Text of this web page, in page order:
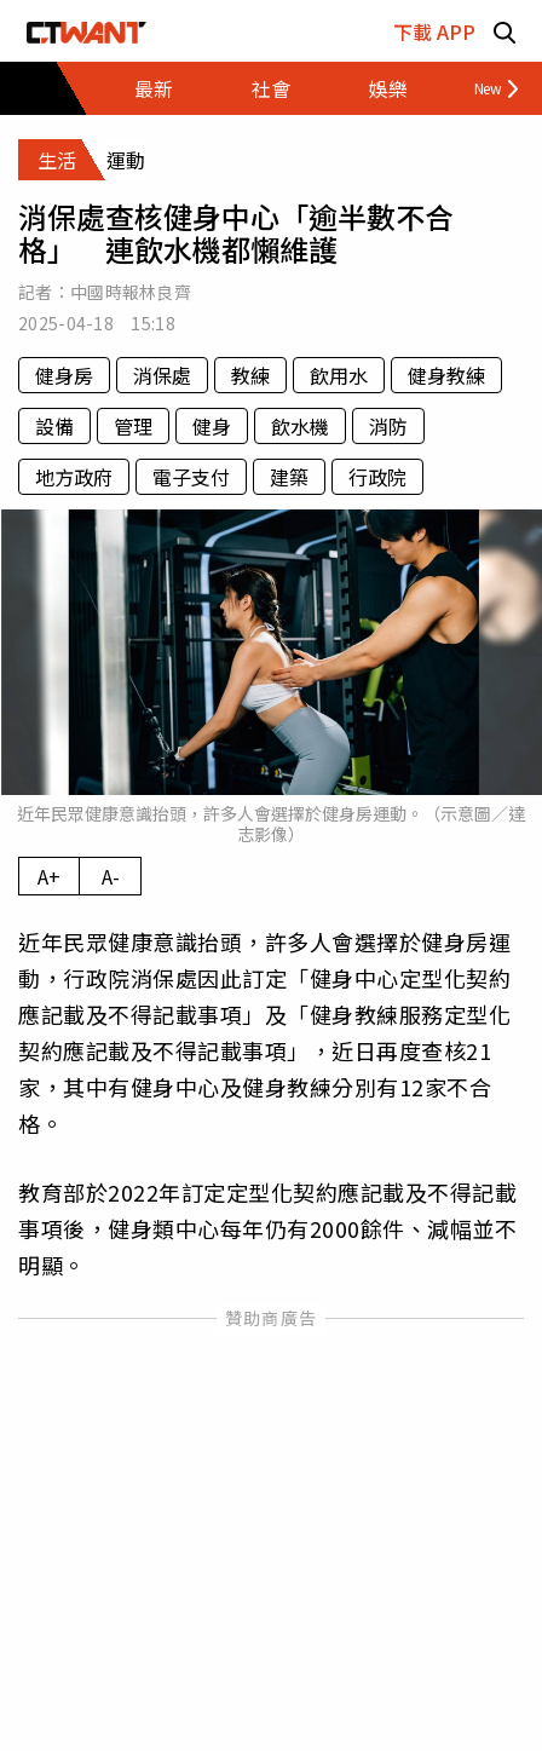
下載 APP
最新
社會 娛樂 財經
生活 運動
消保處查核健身中心「逾半數不合
格」 連飲水機都懶維護
記者： 中國時報林良齊
2025-04-18 15:18
健身房 消保處 教練 飲用水
健身教練
設備
管理 健身 飲水機
消防
地方政府
電子支付 建築 行政院
近年民眾健康意識抬頭，許多人會選擇於健身房運動。（示意圖／達
志影像）
A+ A-
近年民眾健康意識抬頭，許多人會選擇於健身房運
動，行政院消保處因此訂定「健身中心定型化契約
應記載及不得記載事項」及「健身教練服務定型化
契約應記載及不得記載事項」，近日再度查核21
家，其中有健身中心及健身教練分別有12家不合
格。
教育部於2022年訂定定型化契約應記載及不得記載
事項後，健身類中心每年仍有2000餘件、減幅並不
明顯。